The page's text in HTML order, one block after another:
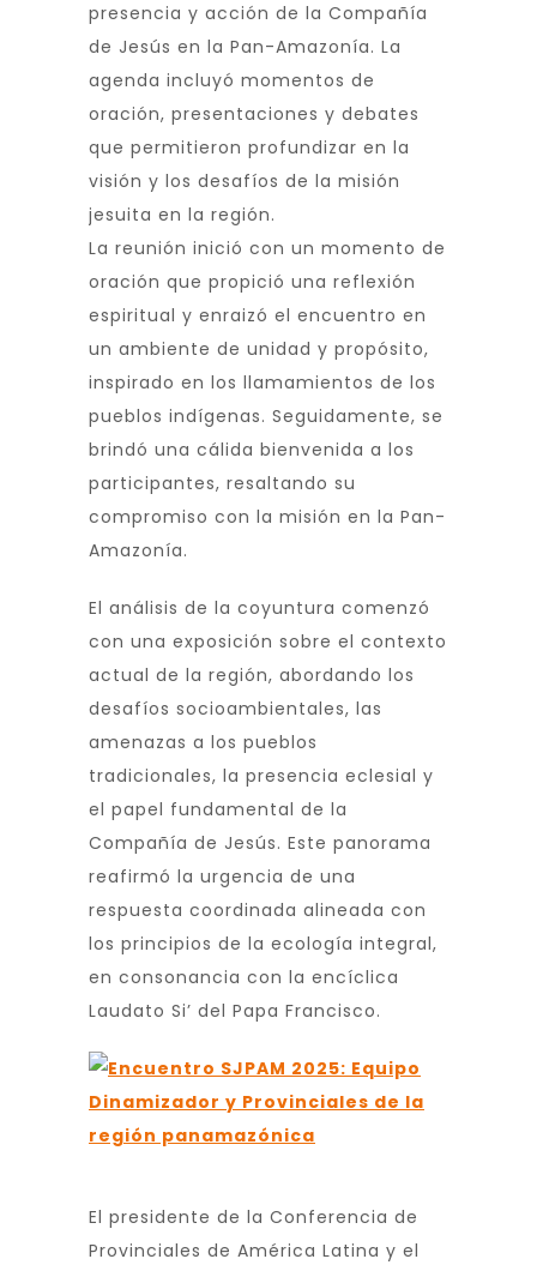
presencia y acción de la Compañía
de Jesús en la Pan-Amazonía. La
agenda incluyó momentos de
oración, presentaciones y debates
que permitieron profundizar en la
visión y los desafíos de la misión
jesuita en la región.
La reunión inició con un momento de
oración que propició una reflexión
espiritual y enraizó el encuentro en
un ambiente de unidad y propósito,
inspirado en los llamamientos de los
pueblos indígenas. Seguidamente, se
brindó una cálida bienvenida a los
participantes, resaltando su
compromiso con la misión en la Pan-
Amazonía.
El análisis de la coyuntura comenzó
con una exposición sobre el contexto
actual de la región, abordando los
desafíos socioambientales, las
amenazas a los pueblos
tradicionales, la presencia eclesial y
el papel fundamental de la
Compañía de Jesús. Este panorama
reafirmó la urgencia de una
respuesta coordinada alineada con
los principios de la ecología integral,
en consonancia con la encíclica
Laudato Si’ del Papa Francisco.
El presidente de la Conferencia de
Provinciales de América Latina y el